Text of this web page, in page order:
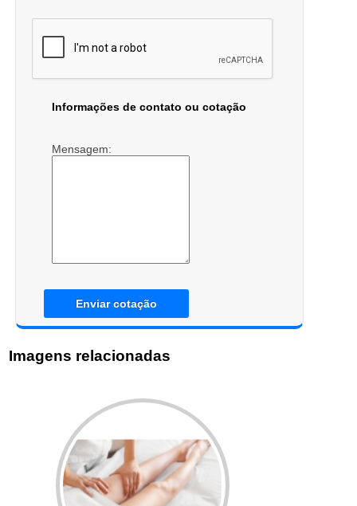
Informações de contato ou cotação
Mensagem:
Enviar cotação
Imagens relacionadas